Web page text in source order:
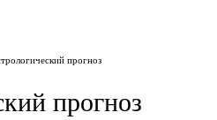
прогноз
прогноз